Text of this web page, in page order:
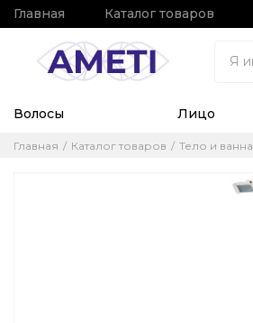
Главная Каталог товаров
Волосы Лицо
Главная Каталог товаров Тело и ванна